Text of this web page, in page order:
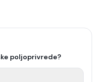
poljoprivrede?